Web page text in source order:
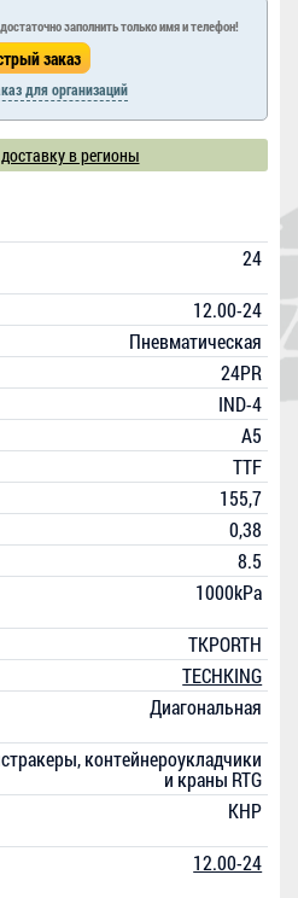
заполнить только имя и телефон!
для организаций
в регионы
24
12.00-24
Пневматическая
24PR
IND-4
A5
TTF
155,7
0,38
8.5
1000kPa
TKPORTH
TECHKING
Диагональная
контейнероукладчики
и краны RTG
КНР
12.00-24